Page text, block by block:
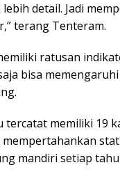
detail. Jadi
terang Tenteram.
ratusan
bisa
tercatat memiliki 19
mandiri setiap